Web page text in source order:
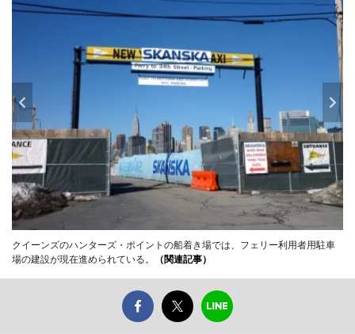
クイーンズのハンターズ・ポイントの船着き場では、フェリー利用者用駐車
場の建設が現在進められている。
（関連記事）